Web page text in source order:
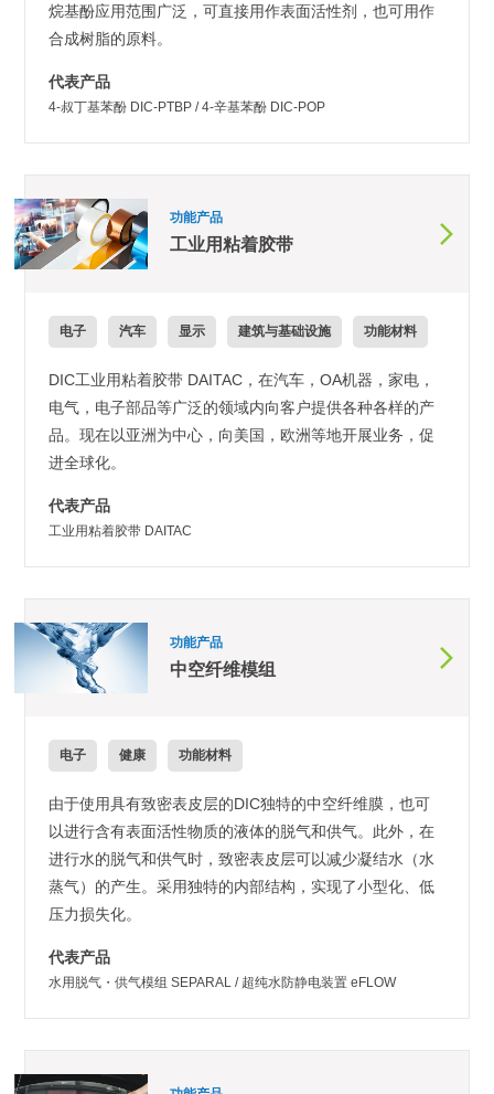
烷基酚应用范围广泛，可直接用作表面活性剂，也可用作
合成树脂的原料。
代表产品
4-叔丁基苯酚 DIC-PTBP / 4-辛基苯酚 DIC-POP
功能产品
工业用粘着胶带
电子 汽车 显示 建筑与基础设施 功能材料
DIC工业用粘着胶带 DAITAC，在汽车，OA机器，家电，
电气，电子部品等广泛的领域内向客户提供各种各样的产
品。现在以亚洲为中心，向美国，欧洲等地开展业务，促
进全球化。
代表产品
工业用粘着胶带 DAITAC
功能产品
中空纤维模组
电子 健康 功能材料
由于使用具有致密表皮层的DIC独特的中空纤维膜，也可
以进行含有表面活性物质的液体的脱气和供气。此外，在
进行水的脱气和供气时，致密表皮层可以减少凝结水（水
蒸气）的产生。采用独特的内部结构，实现了小型化、低
压力损失化。
代表产品
水用脱气・供气模组 SEPARAL / 超纯水防静电装置 eFLOW